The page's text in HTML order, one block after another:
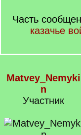
Часть
казачье
Matvey_Nemyki
n
Участник